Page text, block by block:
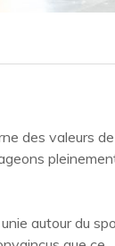
des valeurs de
autour du